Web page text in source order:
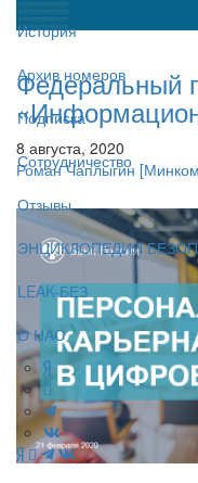
История
Архив номеров
Подписка
Сотрудничество
Отзывы
ЭНЦИКЛОПЕДИЯ
LEAK-БЕЗ
О НАС
Федеральный
8 августа, 2020
Роман Чаплыгин